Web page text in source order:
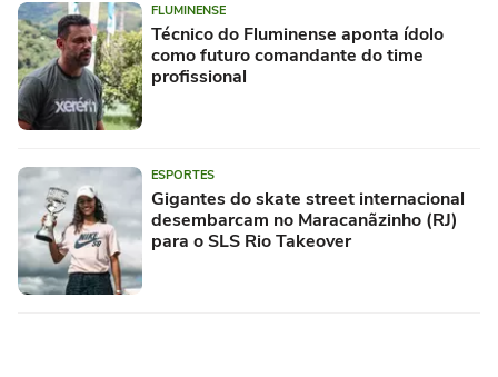
FLUMINENSE
Técnico do Fluminense aponta ídolo
como futuro comandante do time
profissional
ESPORTES
Gigantes do skate street internacional
desembarcam no Maracanãzinho (RJ)
para o SLS Rio Takeover